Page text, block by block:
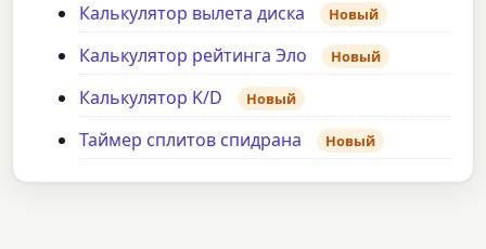
Калькулятор вылета диска Новый
Калькулятор рейтинга Эло Новый
Калькулятор K/D Новый
Таймер сплитов спидрана Новый